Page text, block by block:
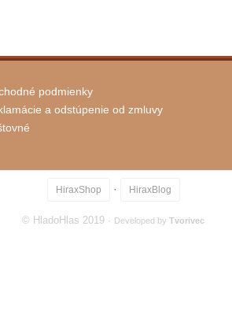
podmienky
a odstúpenie od zmluvy
HiraxShop · HiraxBlog
© HladoHlas 2019 · Developed by Tvorivec